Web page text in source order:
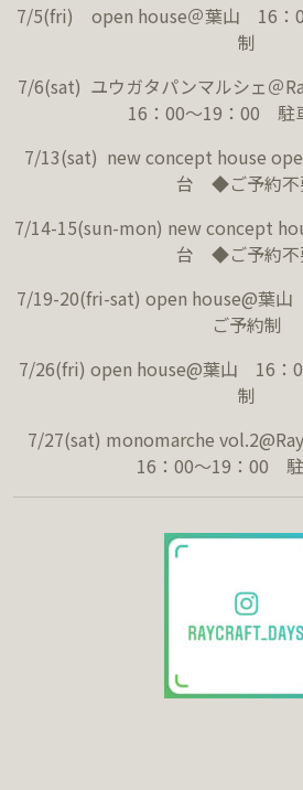
7/5(fri) open house＠葉山 16：
制
7/6(sat) ユウガタパンマルシェ＠
16：00～19：00 駐
7/13(sat) new concept house
台 ◆ご予約不
7/14-15(sun-mon) new concept
台 ◆ご予約不
7/19-20(fri-sat) open house@葉
ご予約制
7/26(fri) open house@葉山 16
制
7/27(sat) monomarche
16：00～19：00